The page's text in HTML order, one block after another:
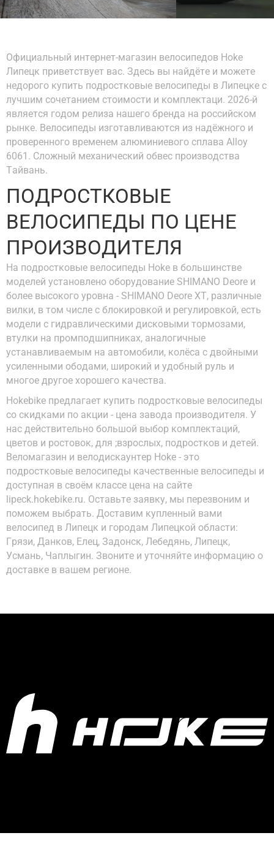
Официальный интернет-магазин велосипедов Hoke
Липецк приветствует вас. Здесь вы найдёте и можете
недорого купить подростковые велосипеды в Липецке с
лучшим сочетанием стоимости и комплектаци. 2026-й
является годом релиза нашего бренда на российском
рынке. Велосипеды изготавливаются из надёжного и
проверенного временем алюминиевого сплава Alloy
6061. Сложный механический обвес производства
Тайвань.
ПОДРОСТКОВЫЕ
ВЕЛОСИПЕДЫ ПО ЦЕНЕ
ПРОИЗВОДИТЕЛЯ
На подростковые велосипеды Hoke в большинстве
моделей установлено оборудование SHIMANO Deore и
более высокого уровна - SHIMANO Deore XT, различные
вилки, в том числе с блокировкой и регулировкой, есть
модели с гидравлическими дисковыми тормозами,
втулки на промподшипниках, аналогичные
устанавливаемым на автомобили, колёса с двойными
усиленными ободами, широкий и удобный руль и
многое другое хорошего качества.
Hokebike предлагает купить подростковые велосипеды
со скидками по акции - цена завода производителя. У
нас действительно большой выбор комплектаций,
цветов и ростовок, для ;взрослых, подростков и детей.
Веломагазин и велодискаунтер Hoke - это
подростковые велосипеды качественные велосипеды и
доступная в своём классе цена на сайте
lipeck.hokebike.ru. Оставьте заявку, мы перезвоним и
поможем выбрать. Доставим купленный вами
велосипед в Липецк и городам Липецкой области:
Грязи, Данков, Елец, Задонск, Лебедянь, Липецк,
Усмань, Чаплыгин. Звоните и уточняйте информацию о
доставке в вашем регионе.